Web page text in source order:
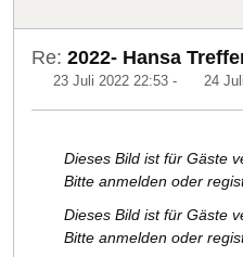
Re: 2022- Hansa
23 Juli 2022 22:53 - 24
Dieses Bild ist für Gäste
Bitte anmelden oder
Dieses Bild ist für Gäste
Bitte anmelden oder